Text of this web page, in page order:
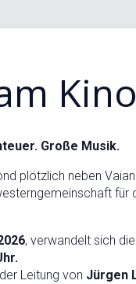
Große Musik.
plötzlich neben
, verwandelt sich
Leitung von Jürgen